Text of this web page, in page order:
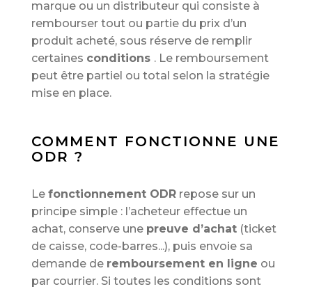
marque ou un distributeur qui consiste à
rembourser tout ou partie du prix d’un
produit acheté, sous réserve de remplir
certaines conditions . Le remboursement
peut être partiel ou total selon la stratégie
mise en place.
COMMENT FONCTIONNE UNE
ODR ?
Le fonctionnement ODRrepose sur un
principe simple : l’acheteur effectue un
achat, conserve une preuve d’achat(ticket
de caisse, code-barres...), puis envoie sa
demande de remboursement en ligne ou
par courrier. Si toutes les conditions sont